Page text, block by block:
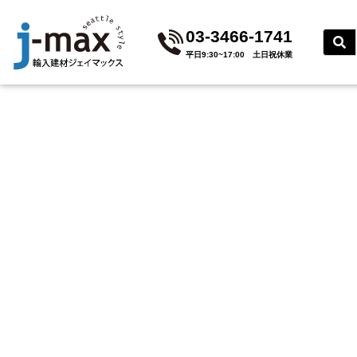
03-3466-1741
平⽇9:30~17:00 ⼟⽇祝休業